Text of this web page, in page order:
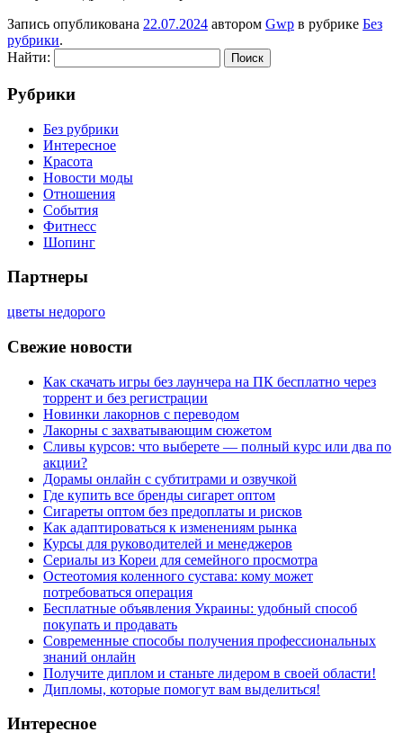
Запись опубликована 22.07.2024 автором Gwp в рубрике Без
рубрики.
Найти:
Рубрики
Без рубрики
Интересное
Красота
Новости моды
Отношения
События
Фитнесс
Шопинг
Партнеры
цветы недорого
Свежие новости
Как скачать игры без лаунчера на ПК бесплатно через
торрент и без регистрации
Новинки лакорнов с переводом
Лакорны с захватывающим сюжетом
Сливы курсов: что выберете — полный курс или два по
акции?
Дорамы онлайн с субтитрами и озвучкой
Где купить все бренды сигарет оптом
Сигареты оптом без предоплаты и рисков
Как адаптироваться к изменениям рынка
Курсы для руководителей и менеджеров
Сериалы из Кореи для семейного просмотра
Остеотомия коленного сустава: кому может
потребоваться операция
Бесплатные объявления Украины: удобный способ
покупать и продавать
Современные способы получения профессиональных
знаний онлайн
Получите диплом и станьте лидером в своей области!
Дипломы, которые помогут вам выделиться!
Интересное